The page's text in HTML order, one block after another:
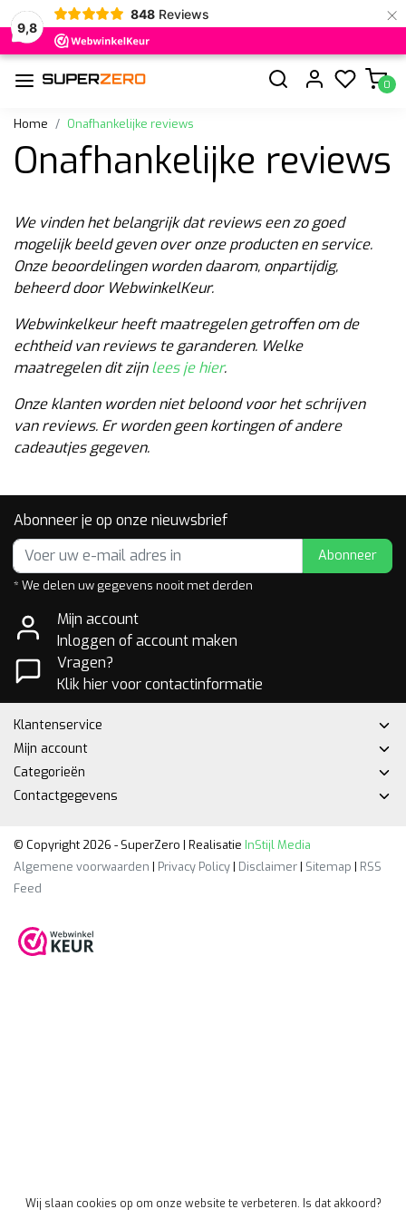
9,8
848 Reviews ×
0
Home Onafhankelijke reviews
Onafhankelijke reviews
We vinden het belangrijk dat reviews een zo goed
mogelijk beeld geven over onze producten en service.
Onze beoordelingen worden daarom, onpartijdig,
beheerd door WebwinkelKeur.
Webwinkelkeur heeft maatregelen getroffen om de
echtheid van reviews te garanderen. Welke
maatregelen dit zijnlees je hier.
Onze klanten worden niet beloond voor het schrijven
van reviews. Er worden geen kortingen of andere
cadeautjes gegeven.
Abonneer je op onze nieuwsbrief
Abonneer
* We delen uw gegevens nooit met derden
Mijn account
Inloggen of account maken
Vragen?
Klik hier voor contactinformatie
Klantenservice
Mijn account
Categorieën
Contactgegevens
© Copyright 2026 - SuperZero | Realisatie InStijl Media
Algemene voorwaarden | Privacy Policy| Disclaimer| Sitemap | RSS
Feed
Wij slaan cookies op om onze website te verbeteren. Is dat akkoord?